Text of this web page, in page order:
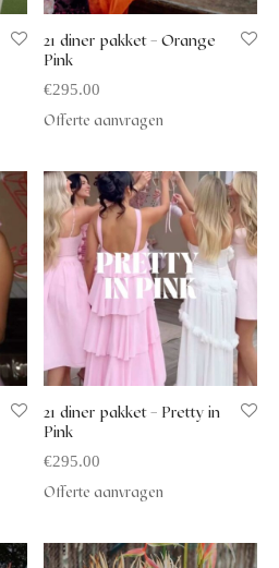
21 diner pakket – Orange
Pink
€295.00
Offerte aanvragen
21 diner pakket – Pretty in
Pink
€295.00
Offerte aanvragen